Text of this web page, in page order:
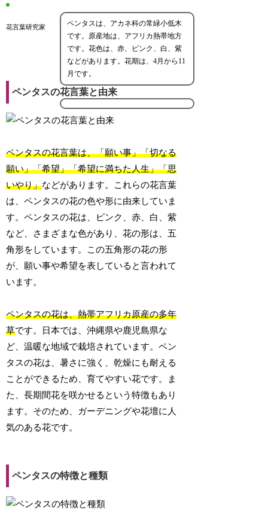
花言葉研究家
ペンタスは、アカネ科の常緑小低木
です。原産地は、アフリカ熱帯地方
です。花色は、赤、ピンク、白、紫
などがあります。花期は、4月から11
月です。
ペンタスの花言葉と由来
ペンタスの花言葉は、「願い事」「切なる
願い」「希望」「希望に満ちた人生」「思
いやり」などがあります。これらの花言葉
は、ペンタスの花の色や形に由来していま
す。ペンタスの花は、ピンク、赤、白、紫
など、さまざまな色があり、花の形は、五
角形をしています。この五角形の花の形
が、願い事や希望を表していると言われて
います。
ペンタスの花は、熱帯アフリカ原産の多年
草です。日本では、沖縄県や鹿児島県な
ど、温暖な地域で栽培されています。ペン
タスの花は、暑さに強く、乾燥にも耐える
ことができるため、育てやすい花です。ま
た、長期間花を咲かせるという特徴もあり
ます。そのため、ガーデニングや花壇に人
気のある花です。
ペンタスの特徴と種類